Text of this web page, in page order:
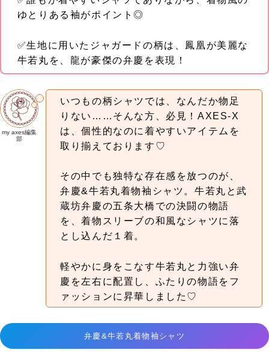
ゆとりある袖がポイント◎
✅生地に用いたジャガードの柄は、鳳凰が美麗な
牛若丸を、龍が豪傑の弁慶を表現！
my axes編集
部
いつもの柄シャツでは、なんだか物足
りない……そんな方、必見！AXES‐X
は、個性的なのに着やすいアイテムを
取り揃えております♡
その中でも独特な存在感を放つのが、
弁慶&牛若丸着物袖シャツ。牛若丸と武
蔵坊弁慶の五条大橋での決闘の物語
を、着物スリーブの和風なシャツに落
とし込んだ１着。
軽やかに身をこなす牛若丸と力強い弁
慶を左右に配置し、ふたりの物語をフ
ァッションに昇華しました♡
弁慶&牛若丸着物袖シャツ